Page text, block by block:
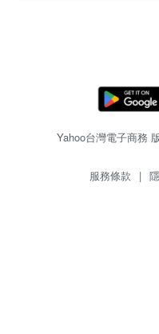
Yahoo台灣電子商務
服務條款 |